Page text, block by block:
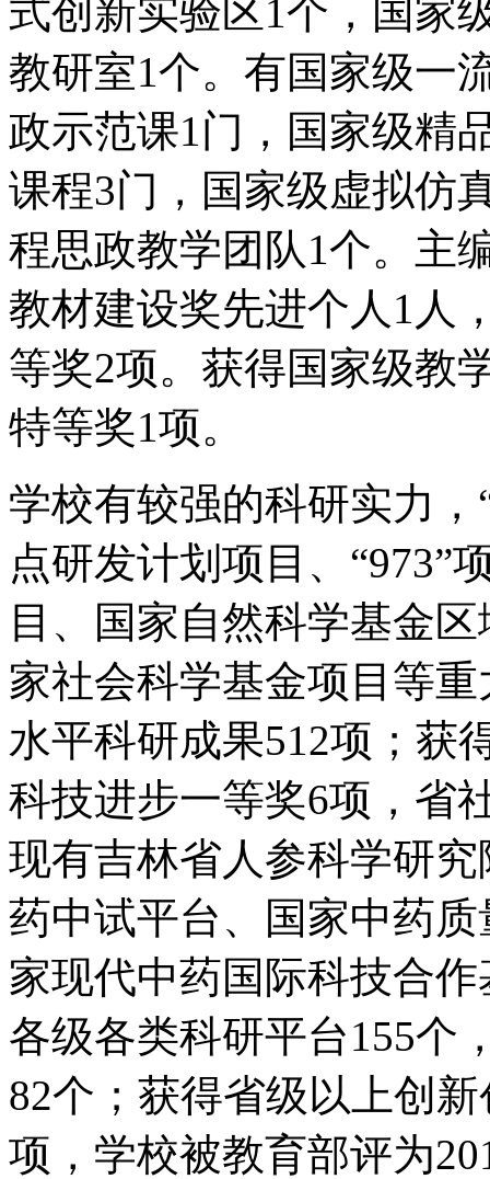
式创新实验区1个，国家
教研室1个。有国家级一
政示范课1门，国家级精
课程3门，国家级虚拟仿
程思政教学团队1个。主
教材建设奖先进个人1人
等奖2项。获得国家级教
特等奖1项。
学校有较强的科研实力
点研发计划项目、“973”
目、国家自然科学基金
家社会科学基金项目等
水平科研成果512项；获
科技进步一等奖6项，省
现有吉林省人参科学研
药中试平台、国家中药
家现代中药国际科技合
各级各类科研平台155个
82个；获得省级以上创
项，学校被教育部评为